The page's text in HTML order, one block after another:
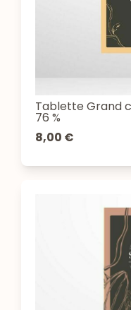
Tablette Grand
76 %
8,00 €